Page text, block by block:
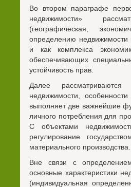
Во втором параграфе
недвижимости»
(географическая,
определению недвижимости
и как комплекса
обеспечивающих
устойчивость прав.
Далее рассматриваются
недвижимости,
выполняет две важнейшие
личного потребления для
С объектами
регулирование
материального производства.
Вне связи с
основные характеристики
(индивидуальная